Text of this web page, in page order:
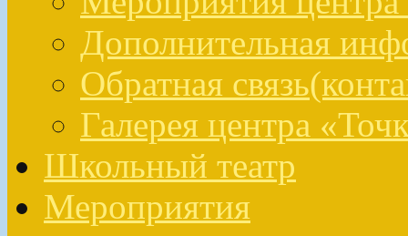
Дополнительная
Обратная
Галерея центра
Школьный театр
Мероприятия